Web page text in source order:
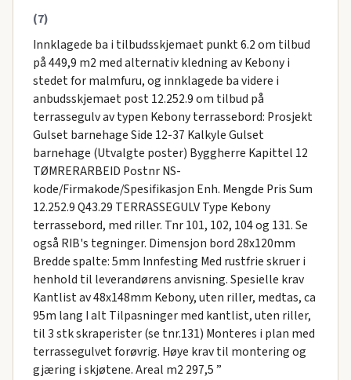
(7)
Innklagede ba i tilbudsskjemaet punkt 6.2 om tilbud
på 449,9 m2 med alternativ kledning av Kebony i
stedet for malmfuru, og innklagede ba videre i
anbudsskjemaet post 12.252.9 om tilbud på
terrassegulv av typen Kebony terrassebord: Prosjekt
Gulset barnehage Side 12-37 Kalkyle Gulset
barnehage (Utvalgte poster) Byggherre Kapittel 12
TØMRERARBEID Postnr NS-
kode/Firmakode/Spesifikasjon Enh. Mengde Pris Sum
12.252.9 Q43.29 TERRASSEGULV Type Kebony
terrassebord, med riller. Tnr 101, 102, 104 og 131. Se
også RIB's tegninger. Dimensjon bord 28x120mm
Bredde spalte: 5mm Innfesting Med rustfrie skruer i
henhold til leverandørens anvisning. Spesielle krav
Kantlist av 48x148mm Kebony, uten riller, medtas, ca
95m lang I alt Tilpasninger med kantlist, uten riller,
til 3 stk skraperister (se tnr.131) Monteres i plan med
terrassegulvet forøvrig. Høye krav til montering og
gjæring i skjøtene. Areal m2 297,5 ”